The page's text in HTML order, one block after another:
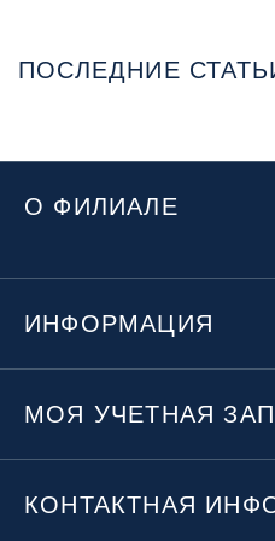
ПОСЛЕДНИЕ
О ФИЛИАЛЕ
ИНФОРМАЦИЯ
МОЯ УЧЕТНАЯ
КОНТАКТНАЯ